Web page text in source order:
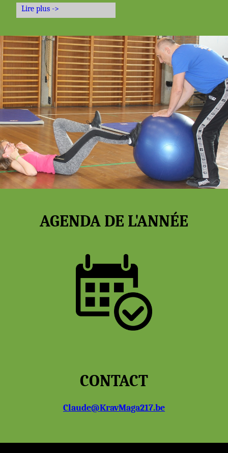
Lire plus ->
AGENDA DE L'ANNÉE
CONTACT
Claude@KravMaga217.be